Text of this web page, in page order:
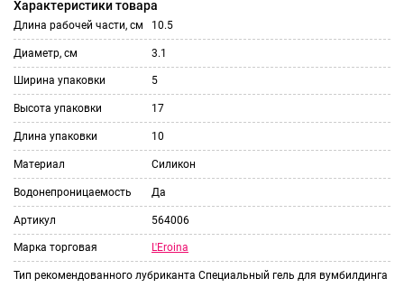
Характеристики товара
Длина рабочей части, см 10.5
Диаметр, см 3.1
Ширина упаковки 5
Высота упаковки 17
Длина упаковки 10
Материал Силикон
Водонепроницаемость Да
Артикул 564006
Марка торговая L'Eroina
Тип рекомендованного лубриканта Специальный гель для вумбилдинга